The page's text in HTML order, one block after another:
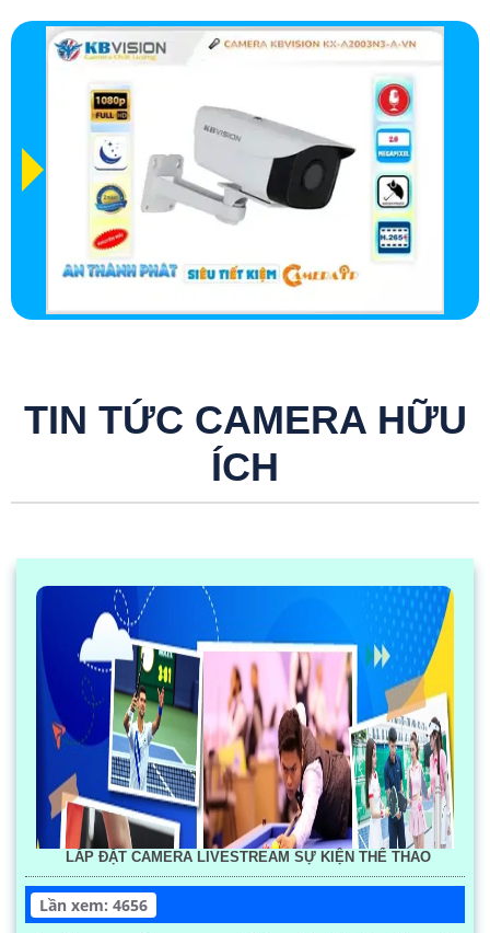
TIN TỨC CAMERA HỮU
ÍCH
LẮP ĐẶT CAMERA LIVESTREAM SỰ KIỆN THỂ THAO
Lần xem: 4656